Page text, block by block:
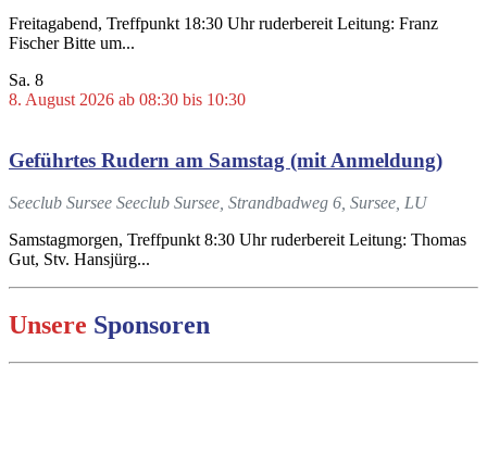
Freitagabend, Treffpunkt 18:30 Uhr ruderbereit Leitung: Franz
Fischer Bitte um...
Sa. 8
8. August 2026 ab 08:30 bis 10:30
Geführtes Rudern am Samstag (mit Anmeldung)
Seeclub Sursee Seeclub Sursee, Strandbadweg 6, Sursee, LU
Samstagmorgen, Treffpunkt 8:30 Uhr ruderbereit Leitung: Thomas
Gut, Stv. Hansjürg...
Unsere Sponsoren